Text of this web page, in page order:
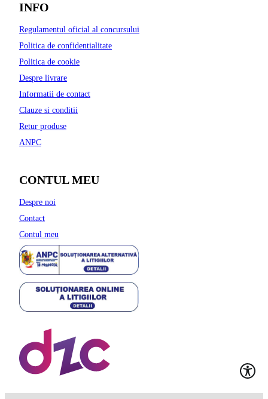
INFO
Regulamentul oficial al concursului
Politica de confidentialitate
Politica de cookie
Despre livrare
Informatii de contact
Clauze si conditii
Retur produse
ANPC
CONTUL MEU
Despre noi
Contact
Contul meu